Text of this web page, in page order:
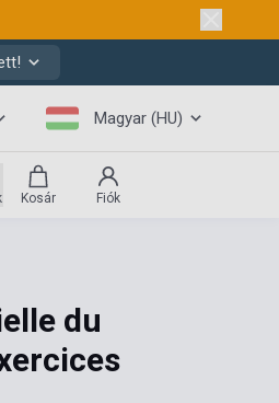
Magyar (HU)
Kosár Fiók
du